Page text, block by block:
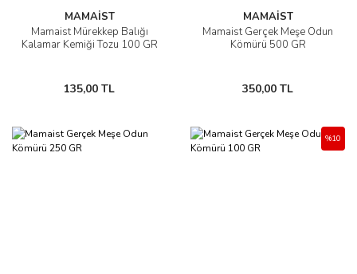
MAMAİST
Mamaist Mürekkep Balığı
Kalamar Kemiği Tozu 100 GR
135,00 TL
MAMAİST
Mamaist Gerçek Meşe Odun
Kömürü 500 GR
350,00 TL
%10